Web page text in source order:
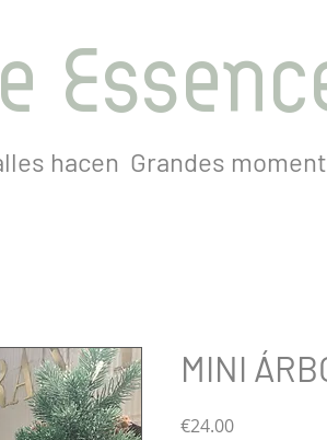
hacen Grandes
MINI
€24.00Precio